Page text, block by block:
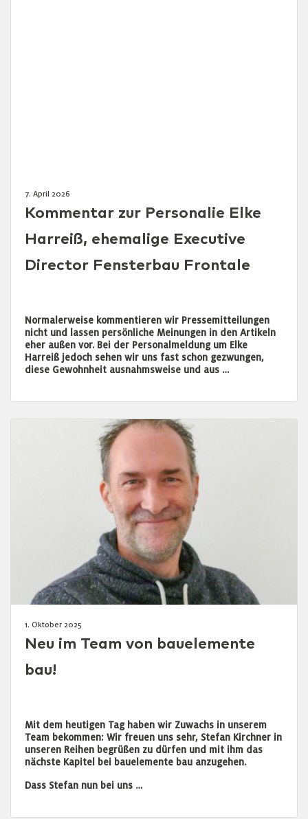
7. April 2026
Kommentar zur Personalie Elke
Harreiß, ehemalige Executive
Director Fensterbau Frontale
Normalerweise kommentieren wir Pressemitteilungen
nicht und lassen persönliche Meinungen in den Artikeln
eher außen vor. Bei der Personalmeldung um Elke
Harreiß jedoch sehen wir uns fast schon gezwungen,
diese Gewohnheit ausnahmsweise und aus …
1. Oktober 2025
Neu im Team von bauelemente
bau!
Mit dem heutigen Tag haben wir Zuwachs in unserem
Team bekommen: Wir freuen uns sehr, Stefan Kirchner in
unseren Reihen begrüßen zu dürfen und mit ihm das
nächste Kapitel bei bauelemente bau anzugehen.
Dass Stefan nun bei uns …